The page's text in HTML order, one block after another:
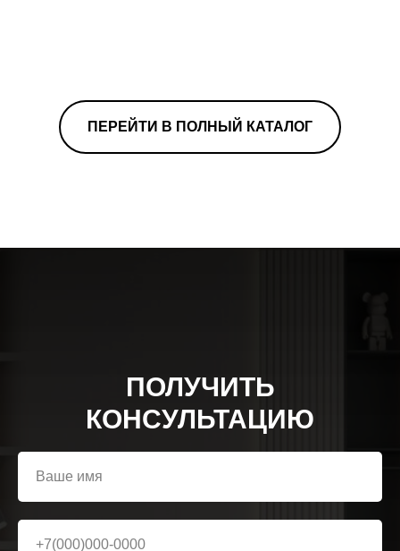
ПЕРЕЙТИ В ПОЛНЫЙ КАТАЛОГ
ПОЛУЧИТЬ
КОНСУЛЬТАЦИЮ